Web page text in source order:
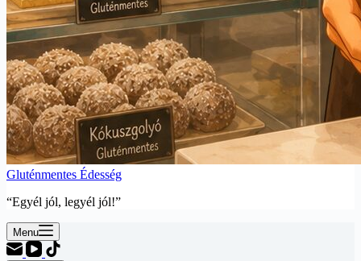
Gluténmentes Édesség
“Egyél jól, legyél jól!”
Menu